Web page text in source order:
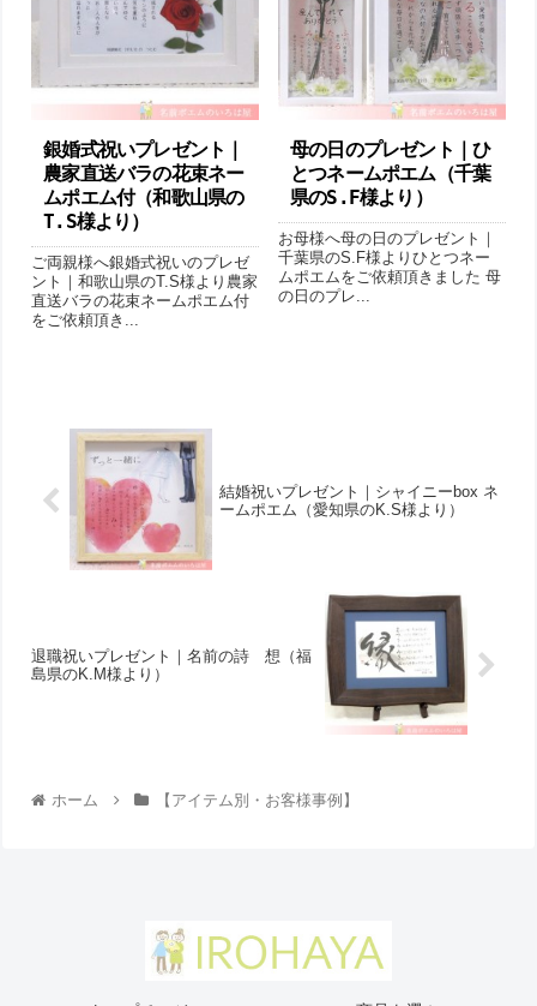
銀婚式祝いプレゼント｜
農家直送バラの花束ネー
ムポエム付（和歌山県の
T.S様より ）
ご両親様へ銀婚式祝いのプレゼ
ント｜和歌山県のT.S様より農家
直送バラの花束ネームポエム付
をご依頼頂き...
母の日のプレゼント｜ひ
とつネームポエム（千葉
県のS.F様より ）
お母様へ母の日のプレゼント｜
千葉県のS.F様よりひとつネー
ムポエムをご依頼頂きました 母
の日のプレ...
結婚祝いプレゼント｜シャイニーbox ネ
ームポエム（愛知県のK.S様より ）
退職祝いプレゼント｜名前の詩 想（福
島県のK.M様より ）
ホーム 【アイテム別・お客様事例】